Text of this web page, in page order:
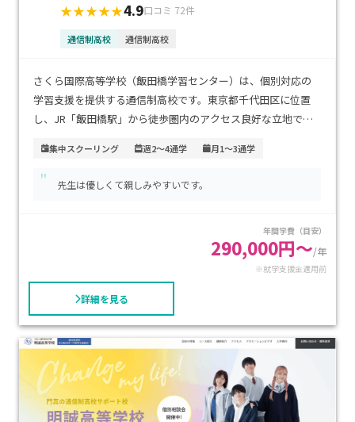
★★★★★4.9口コミ 72件
通信制高校 通信制高校
さくら国際高等学校（飯田橋学習センター）は、個別対応の
学習支援を提供する通信制高校です。東京都千代田区に位置
し、JR「飯田橋駅」から徒歩圏内のアクセス良好な立地で
請求や学校への問い合わせを通じて確認することができます。
この学校は、不登校経験者や発達障害などの特別な支援が必
要な生徒を支援しており、少人数制のアットホームな環境で個
ースもあり、進学や就職を目指す生徒にも対応しています。部
活動や学校行事も充実しており、学校生活を楽しみながら学び
を深めることができます。特に、個別の支援が必要な生徒にお
集中スクーリング 週2～4通学 月1～3通学
" 先生は優しくて親しみやすいです。
年間学費（目安）
290,000円～/年
※就学支援金適用前
詳細を見る